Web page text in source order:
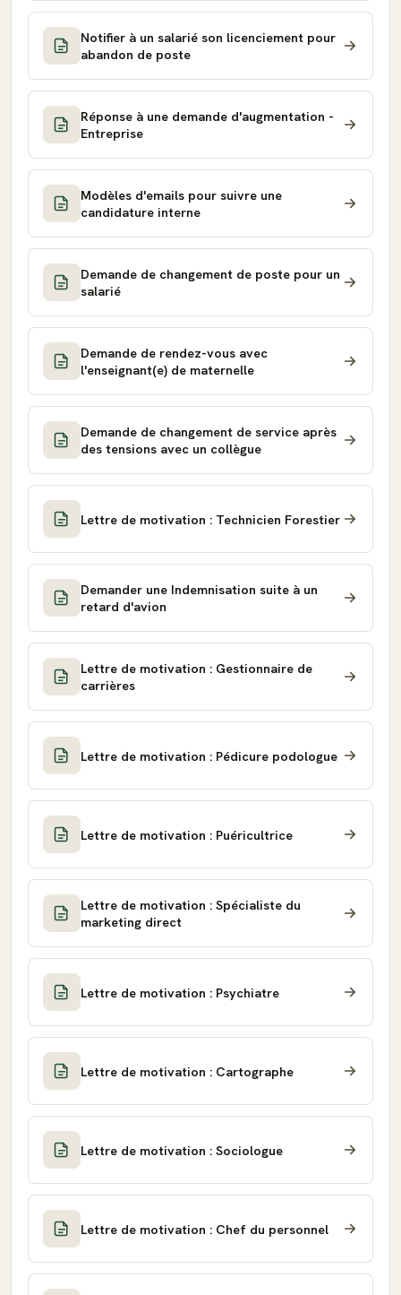
Notifier à un salarié son licenciement pour
abandon de poste
Réponse à une demande d'augmentation -
Entreprise
Modèles d'emails pour suivre une
candidature interne
Demande de changement de poste pour un
salarié
Demande de rendez-vous avec
l'enseignant(e) de maternelle
Demande de changement de service après
des tensions avec un collègue
Lettre de motivation : Technicien Forestier
Demander une Indemnisation suite à un
retard d'avion
Lettre de motivation : Gestionnaire de
carrières
Lettre de motivation : Pédicure podologue
Lettre de motivation : Puéricultrice
Lettre de motivation : Spécialiste du
marketing direct
Lettre de motivation : Psychiatre
Lettre de motivation : Cartographe
Lettre de motivation : Sociologue
Lettre de motivation : Chef du personnel